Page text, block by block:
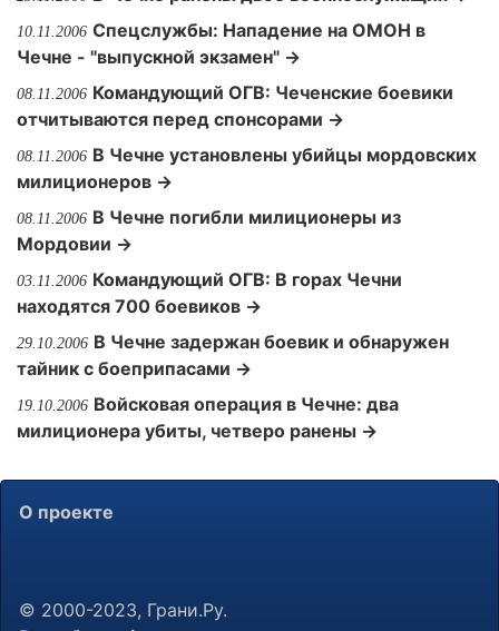
10.11.2006 Спецслужбы: Нападение на ОМОН в
Чечне - "выпускной экзамен" →
08.11.2006 Командующий ОГВ: Чеченские боевики
отчитываются перед спонсорами →
08.11.2006 В Чечне установлены убийцы мордовских
милиционеров →
08.11.2006 В Чечне погибли милиционеры из
Мордовии →
03.11.2006 Командующий ОГВ: В горах Чечни
находятся 700 боевиков →
29.10.2006 В Чечне задержан боевик и обнаружен
тайник с боеприпасами →
19.10.2006 Войсковая операция в Чечне: два
милиционера убиты, четверо ранены →
О проекте
© 2000-2023, Грани.Ру.